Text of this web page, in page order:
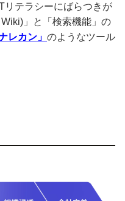
リテラシーにばらつきが
」と「検索機能」の
ナレカン」 のようなツール